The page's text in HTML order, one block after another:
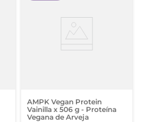
AMPK Vegan Protein
Vainilla x 506 g - Proteína
Vegana de Arveja